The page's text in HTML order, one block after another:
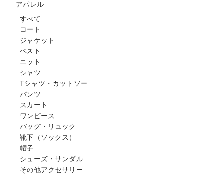
アパレル
すべて
コート
ジャケット
ベスト
ニット
シャツ
Tシャツ・カットソー
パンツ
スカート
ワンピース
バッグ・リュック
靴下（ソックス）
帽子
シューズ・サンダル
その他アクセサリー